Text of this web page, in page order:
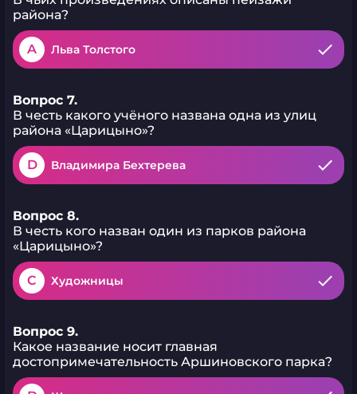
района?
A Льва Толстого
Вопрос 7.
В честь какого учёного названа одна из улиц
района «Царицыно»?
D Владимира Бехтерева
Вопрос 8.
В честь кого назван один из парков района
«Царицыно»?
C Художницы
Вопрос 9.
Какое название носит главная
достопримечательность Аршиновского парка?